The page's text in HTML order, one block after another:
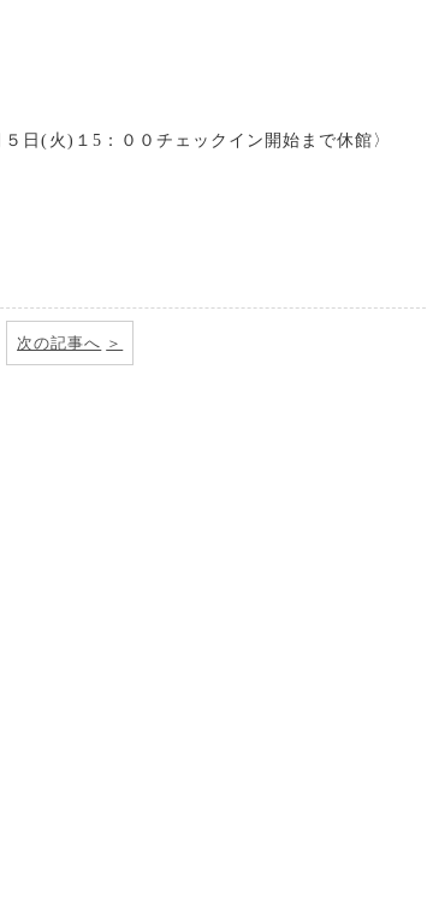
日(火)１5：００チェックイン開始まで休館〉
次の記事へ